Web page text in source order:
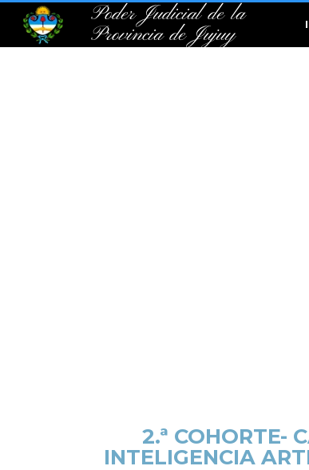
Poder Judicial de la
Provincia de Jujuy
2.ª COHORTE-
INTELIGENCIA